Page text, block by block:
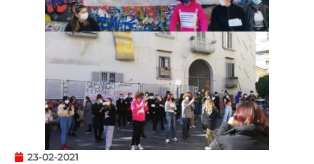
23-02-2021